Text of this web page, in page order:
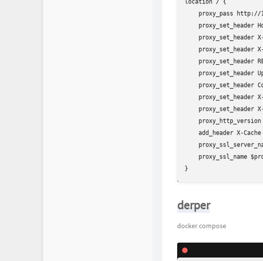
location / {
proxy_pass
proxy_set_header
proxy_set_header
proxy_set_header
proxy_set_header
proxy_set_header
proxy_set_header
proxy_set_header
proxy_set_header
proxy_http_version
add_header X-
proxy_ssl_name
}
derper
docker compose